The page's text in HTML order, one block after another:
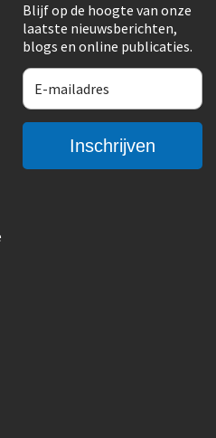
Blijf op de hoogte van onze
laatste nieuwsberichten,
blogs en online publicaties.